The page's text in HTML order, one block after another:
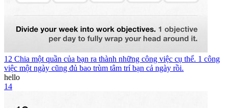
12 Chia một quần của bạn ra thành những công việc cụ thể. 1 công
việc một ngày cũng đủ bao trùm tâm trí bạn cả ngày rồi.
hello
14